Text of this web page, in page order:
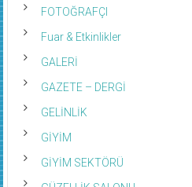
FOTOĞRAFÇI
Fuar & Etkinlikler
GALERİ
GAZETE – DERGİ
GELİNLİK
GİYİM
GİYİM SEKTÖRÜ